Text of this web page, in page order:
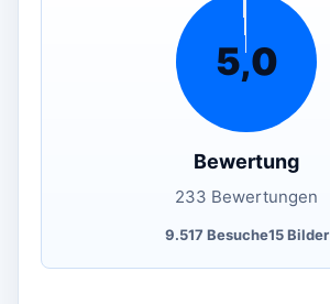
5,0
Bewertung
233 Bewertungen
9.517 Besuche15 Bilder